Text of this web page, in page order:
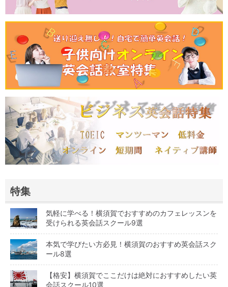
特集
気軽に学べる！横須賀でおすすめのカフェレッスンを
受けられる英会話スクール9選
本気で学びたい方必見！横須賀のおすすめ英会話スク
ール8選
【格安】横須賀でここだけは絶対におすすめしたい英
会話スクール10選